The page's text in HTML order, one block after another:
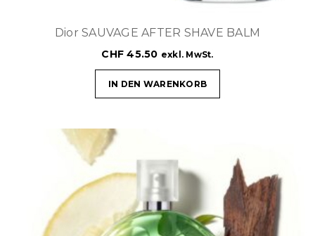
Dior SAUVAGE AFTER SHAVE BALM
CHF 45.50 exkl. MwSt.
IN DEN WARENKORB